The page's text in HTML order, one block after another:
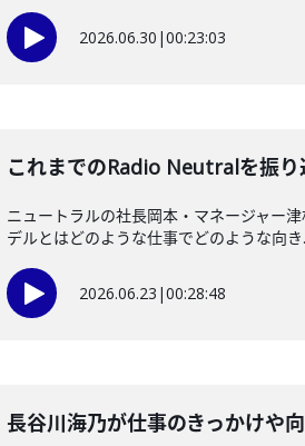
2026.06.30 |00:23:03
これまでのRadio Neutralを振り
ニュートラルの社長岡本・マネージャー
デルとはどのような仕事でどのような向き
2026.06.23 |00:28:48
長谷川海乃が仕事のきっかけや